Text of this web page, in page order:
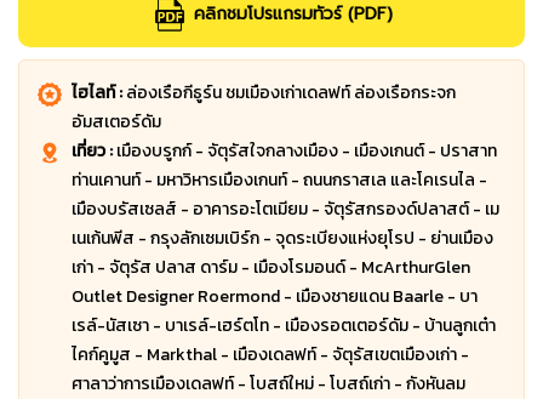
คลิกชมโปรแกรมทัวร์ (PDF)
ไฮไลท์ :ล่องเรือกีธูร์น ชมเมืองเก่าเดลฟท์ ล่องเรือกระจก
อัมสเตอร์ดัม
เที่ยว :เมืองบรูกก์ - จัตุรัสใจกลางเมือง - เมืองเกนต์ - ปราสาท
ท่านเคานท์ - มหาวิหารเมืองเกนท์ - ถนนกราสเล และโคเรนไล -
เมืองบรัสเซลส์ - อาคารอะโตเมียม - จัตุรัสกรองด์ปลาสต์ - เม
เนเก้นพีส - กรุงลักเซมเบิร์ก - จุดระเบียงแห่งยุโรป - ย่านเมือง
เก่า - จัตุรัส ปลาส ดาร์ม - เมืองโรมอนด์ - McArthurGlen
Outlet Designer Roermond - เมืองชายแดน Baarle - บา
เรล์-นัสเซา - บาเรล์-เฮร์ตโท - เมืองรอตเตอร์ดัม - บ้านลูกเต๋า
ไคก์คูมูส - Markthal - เมืองเดลฟท์ - จัตุรัสเขตเมืองเก่า -
ศาลาว่าการเมืองเดลฟท์ - โบสถ์ใหม่ - โบสถ์เก่า - กังหันลม